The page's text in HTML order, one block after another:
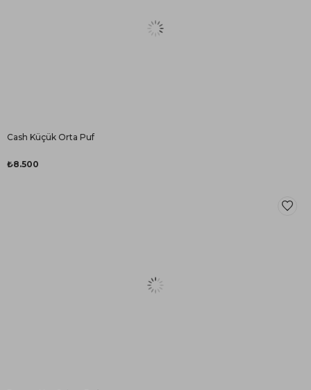
Cash Küçük Orta Puf
₺8.500